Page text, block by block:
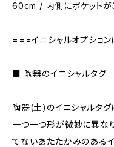
60cm / 内側にポケット
===イニシャルオプショ
■ 陶器のイニシャルタグ
陶器(土)のイニシャルタグ
一つ一つ形が微妙に異な
てないあたたかみのある